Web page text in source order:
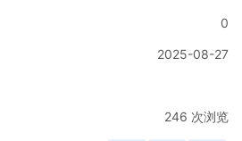
0
2025-08-27
246 次浏览